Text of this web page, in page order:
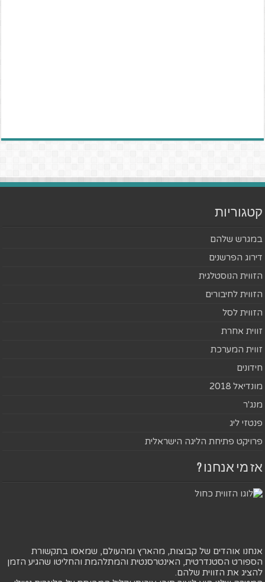
קטגוריות
במגרש שלהם
דירוג הפרשנים
הזווית הנוסטלגית
הזווית לחיבורים
הזווית לסל
זווית אחרת
זווית המערכת
חידונים
מונדיאל 2018
מנג'ר
פנטזי ליג
פרויקט פתיחת הליגה הישראלית
אז מי אנחנו ?
אנחנו אוהדים של קבוצות, מהארץ ומהעולם, שמאסו בתקשורת
הספורט הסטנדרטית, האינטרסנטית והמתלהמת והחליטו שהגיע הזמן
להציג את הזווית שלהם.